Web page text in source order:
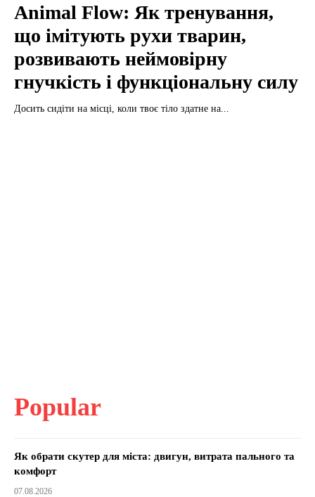
Animal Flow: Як тренування,
що імітують рухи тварин,
розвивають неймовірну
гнучкість і функціональну силу
Досить сидіти на місці, коли твоє тіло здатне на...
Popular
Як обрати скутер для міста: двигун, витрата пального та
комфорт
07.08.2026